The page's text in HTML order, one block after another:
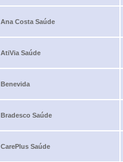
Ana Costa Saúde
AtiVia Saúde
Benevida
Bradesco Saúde
CarePlus Saúde